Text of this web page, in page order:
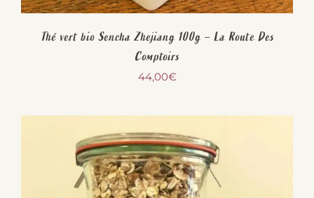
Thé vert bio Sencha Zhejiang 100g – La Route Des
Comptoirs
44,00€